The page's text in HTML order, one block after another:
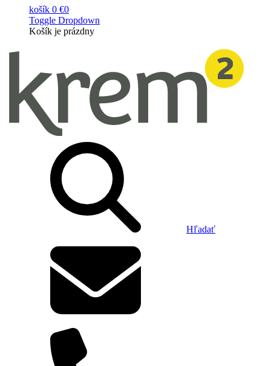
košík 0 €0
Toggle Dropdown
Košík je prázdny
Hľadať